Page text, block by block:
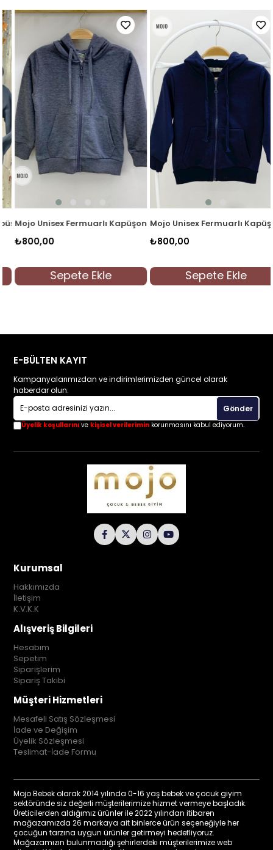
Şardonlu Hırka Siyah
Mojo Unisex Fermuarlı Kapüşonlu Hırka 5046 Füme
₺800,00
Sepete Ekle
Mojo Unisex Fermuarlı
₺800,00
Sepete Ekle
E-BÜLTEN KAYIT
Kampanyalarımızdan ve indirimlerimizden güncel olarak
haberdar olun.
Gönder
Üyelik koşullarını ve kişisel verilerimin korunmasını kabul ediyorum.
Kurumsal
Hakkımızda
İletişim
K.V.K.K
Alışveriş Bilgileri
Hesabım
Sepetim
Siparişlerim
Sipariş Takibi
Müşteri Hizmetleri
Mesafeli Satış Sözleşmesi
İade ve Değişim
Üyelik Sözleşmesi
Teslimat-İade Formu
Mojo Bebek olarak 2014 yılında 0-16 yaş bebek ve çocuk giyim
sektöründe siz değerli müşterilerimize hizmet vermeye başladık.
Üreticilerden aldığımız ürünler ile 2022 yılından itibaren
mağazamızda 26 markaya ait binlerce ürün seçeneğiyle her
çocuğun tarzına uygun ürünler getirmeyi hedefliyoruz.
Mağazamızın bulunmadığı şehirlerdeki müşterilerimize web